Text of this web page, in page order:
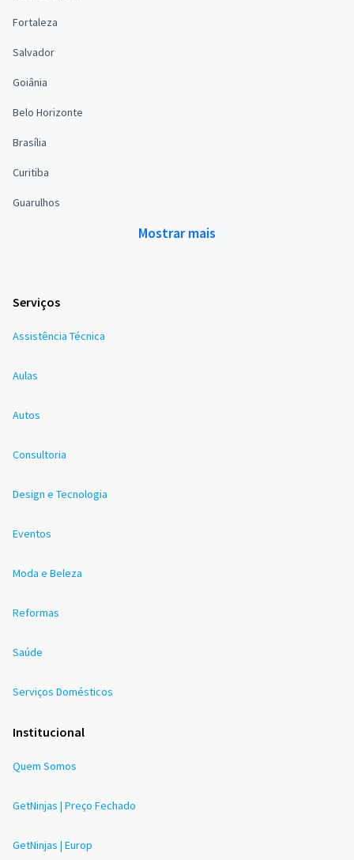
Fortaleza
Salvador
Goiânia
Belo Horizonte
Brasília
Curitiba
Guarulhos
Mostrar mais
Serviços
Assistência Técnica
Aulas
Autos
Consultoria
Design e Tecnologia
Eventos
Moda e Beleza
Reformas
Saúde
Serviços Domésticos
Institucional
Quem Somos
GetNinjas | Preço Fechado
GetNinjas | Europ